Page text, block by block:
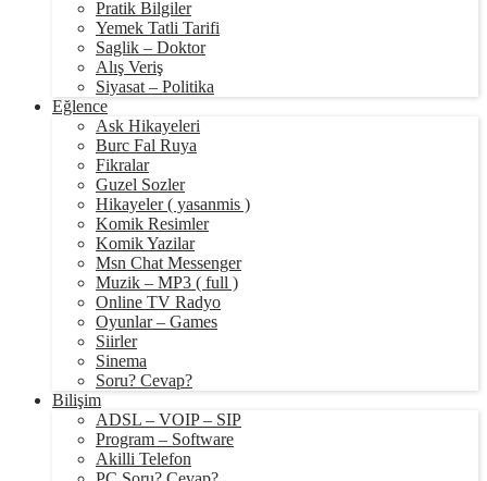
Pratik Bilgiler
Yemek Tatli Tarifi
Saglik – Doktor
Alış Veriş
Siyasat – Politika
Eğlence
Ask Hikayeleri
Burc Fal Ruya
Fikralar
Guzel Sozler
Hikayeler ( yasanmis )
Komik Resimler
Komik Yazilar
Msn Chat Messenger
Muzik – MP3 ( full )
Online TV Radyo
Oyunlar – Games
Siirler
Sinema
Soru? Cevap?
Bilişim
ADSL – VOIP – SIP
Program – Software
Akilli Telefon